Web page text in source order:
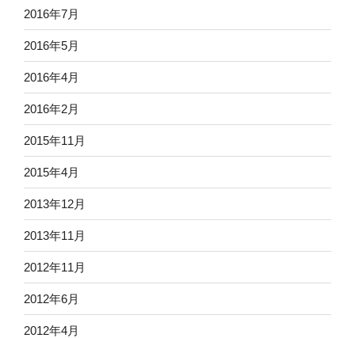
2016年7月
2016年5月
2016年4月
2016年2月
2015年11月
2015年4月
2013年12月
2013年11月
2012年11月
2012年6月
2012年4月